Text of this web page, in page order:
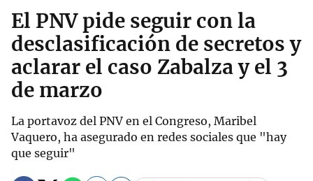
El PNV pide seguir con la
desclasificación de secretos y
aclarar el caso Zabalza y el 3
de marzo
La portavoz del PNV en el Congreso, Maribel
Vaquero, ha asegurado en redes sociales que "hay
que seguir"